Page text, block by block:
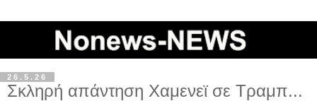
26.5.26
Σκληρή απάντηση Χαμενεϊ σε Τραμπ...